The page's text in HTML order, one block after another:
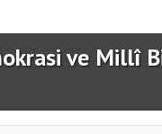
ve Millî